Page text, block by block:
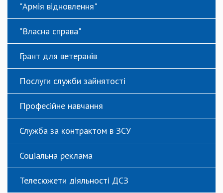
"Армія відновлення"
"Власна справа"
Грант для ветеранів
Послуги служби зайнятості
Професійне навчання
Служба за контрактом в ЗСУ
Соціальна реклама
Телесюжети діяльності ДСЗ